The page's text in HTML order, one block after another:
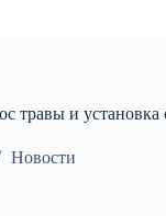
травы и установка
Новости